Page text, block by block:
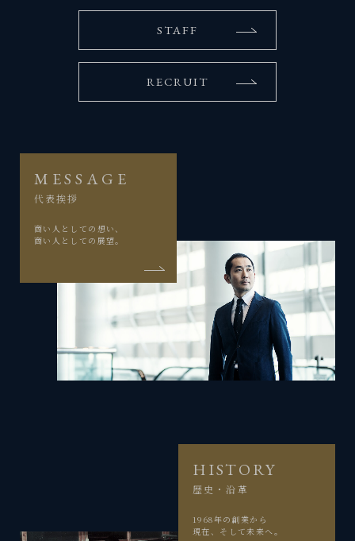
STAFF
RECRUIT
MESSAGE
代表挨拶
商い人としての想い、
商い人としての展望。
HISTORY
歴史・沿革
1968年の創業から
現在、そして未来へ。